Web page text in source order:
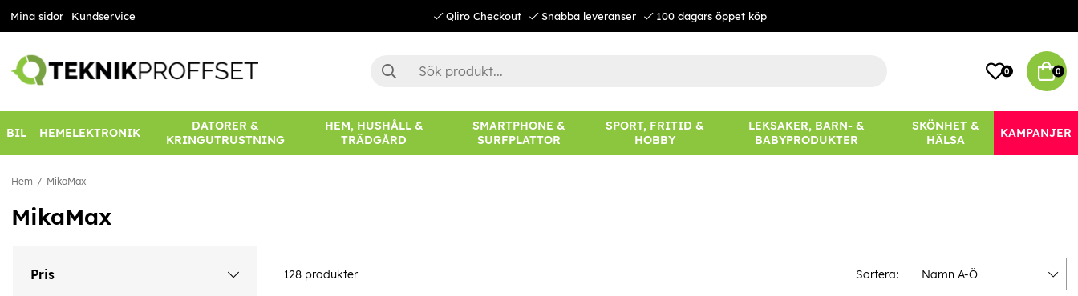
Mina sidor Kundservice Qliro Checkout Snabba leveranser 100 dagars öppet köp
0 0
BIL HEMELEKTRONIK
DATORER &
KRINGUTRUSTNING
HEM, HUSHÅLL &
TRÄDGÅRD
SMARTPHONE &
SURFPLATTOR
SPORT, FRITID &
HOBBY
LEKSAKER, BARN- &
BABYPRODUKTER
SKÖNHET &
HÄLSA
KAMPANJER
Hem MikaMax
MikaMax
Pris
128 produkter Sortera: Namn A-Ö